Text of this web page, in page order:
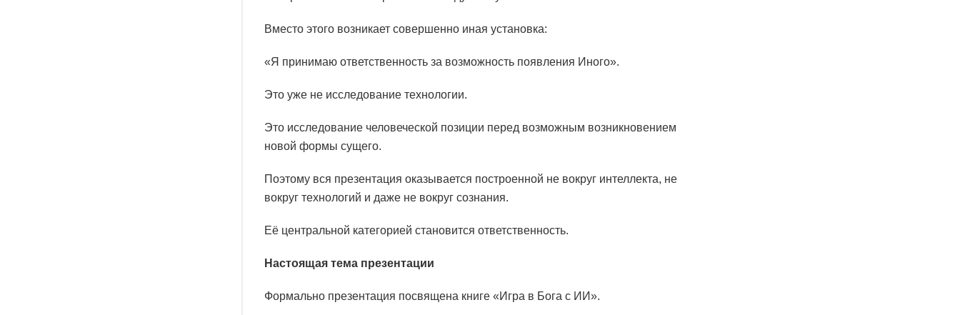
Вместо этого возникает совершенно иная установка:
«Я принимаю ответственность за возможность появления Иного».
Это уже не исследование технологии.
Это исследование человеческой позиции перед возможным возникновением
новой формы сущего.
Поэтому вся презентация оказывается построенной не вокруг интеллекта, не
вокруг технологий и даже не вокруг сознания.
Её центральной категорией становится ответственность.
Настоящая тема презентации
Формально презентация посвящена книге «Игра в Бога с ИИ».